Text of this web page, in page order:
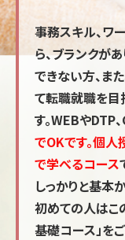
事務スキル、ワ
ら、ブランクが
できない方、ま
て転職就職を目
す。WEBやDTP
でOKです。個
で学べるコース
しっかりと基本
初めての人はこ
基礎コース」を